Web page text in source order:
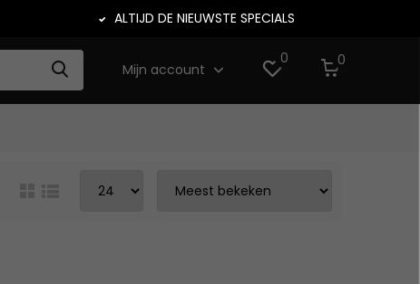
ALTIJD DE NIEUWSTE SPECIALS
Mijn account
0 0